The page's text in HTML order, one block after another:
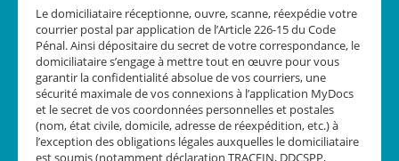
Le domiciliataire réceptionne, ouvre, scanne, réexpédie votre
courrier postal par application de l’Article 226-15 du Code
Pénal. Ainsi dépositaire du secret de votre correspondance, le
domiciliataire s’engage à mettre tout en œuvre pour vous
garantir la confidentialité absolue de vos courriers, une
sécurité maximale de vos connexions à l’application MyDocs
et le secret de vos coordonnées personnelles et postales
(nom, état civile, domicile, adresse de réexpédition, etc.) à
l’exception des obligations légales auxquelles le domiciliataire
est soumis (notamment déclaration TRACFIN, DDCSPP,